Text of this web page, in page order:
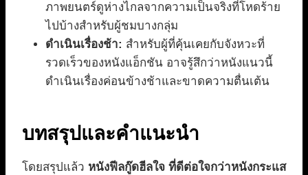
ภาพยนตร์ดูห่างไกลจากความเป็นจริงที่โหดร้าย
ไปบ้างสำหรับผู้ชมบางกลุ่ม
ดำเนินเรื่องช้า: สำหรับผู้ที่คุ้นเคยกับจังหวะที่
รวดเร็วของหนังแอ็กชัน อาจรู้สึกว่าหนังแนวนี้
ดำเนินเรื่องค่อนข้างช้าและขาดความตื่นเต้น
บทสรุปและคำแนะนำ
โดยสรุปแล้ว หนังฟีลกู๊ดฮีลใจ ที่ดีต่อใจกว่าหนังกระแส